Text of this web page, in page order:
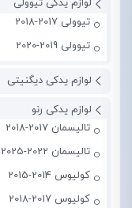
لوازم یدکی تیوولی
تیوولی 2017-2018
تیوولی 2019-2020
لوازم یدکی دیگنیتی
لوازم یدکی رنو
تالیسمان 2017-2018
تالیسمان 2022-2025
کولیوس 2014-2015
کولیوس 2017-2018